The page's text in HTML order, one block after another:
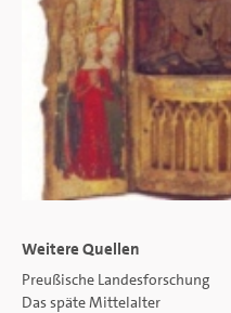
Weitere Quellen
Preußische Landesforschung
Das späte Mittelalter